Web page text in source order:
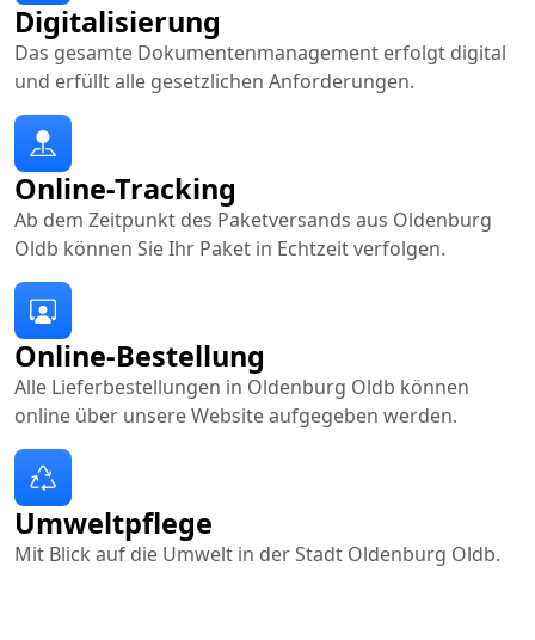
Online-Bestellung
Alle Lieferbestellungen in Oldenburg Oldb können
online über unsere Website aufgegeben werden.
Online-Tracking
Ab dem Zeitpunkt des Paketversands aus Oldenburg
Oldb können Sie Ihr Paket in Echtzeit verfolgen.
Digitalisierung
Das gesamte Dokumentenmanagement erfolgt digital
und erfüllt alle gesetzlichen Anforderungen.
Umweltpflege
Mit Blick auf die Umwelt in der Stadt Oldenburg Oldb.